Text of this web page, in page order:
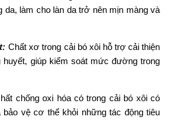
da, làm cho làn da trở nên mịn màng và
Chất xơ trong cải bó xôi hỗ trợ cải thiện
giúp kiểm soát mức đường trong
chống oxi hóa có trong cải bó xôi có
bảo vệ cơ thể khỏi những tác động tiêu